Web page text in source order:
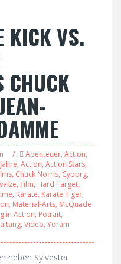
KICK VS.
CHUCK
Abenteuer, Action,
, Action, Action Stars,
, Chuck Norris, Cyborg,
, Film, Hard Target,
, Karate, Karate Tiger,
, Material-Arts, McQuade
in Action, Potrait,
, Video, Yoram
neben Sylvester